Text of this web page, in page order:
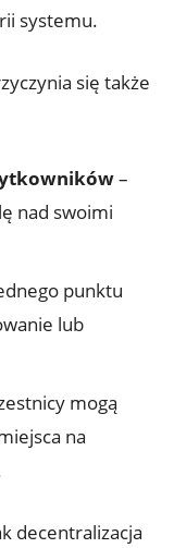
systemu.
się‌ także‌
–
​nad swoimi
punktu
lub‌
mogą
na
decentralizacja‌